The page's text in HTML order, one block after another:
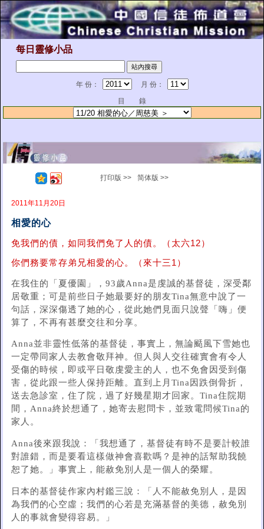
每日靈修小品
年 份：
月 份：
目 錄
打印版 >> 简体版 >>
2011年11月20日
相愛的心
免我們的債，如同我們免了人的債。（太六12）
你們務要常存弟兄相愛的心。（來十三1）
在我住的「夏優園」，93歲Anna是虔誠的基督徒，深受鄰
居敬重；可是前些日子她最要好的朋友Tina無意中說了一
句話，深深傷透了她的心，從此她們見面只說聲「嗨」便
算了，不再有甚麼交往和分享。
Anna並非靈性低落的基督徒，事實上，無論颳風下雪她也
一定帶同家人去教會敬拜神。但人與人交往確實會有令人
受傷的時候，即或平日敬虔愛主的人，也不免會因受到傷
害，從此跟一些人保持距離。直到上月Tina因跌倒骨折，
送去急診室，住了院，過了好幾星期才回家。Tina住院期
間，Anna終於想通了，她寄去慰問卡，並致電問候Tina的
家人。
Anna後來跟我說：「我想通了，基督徒有時不是要計較誰
對誰錯，而是要看這樣做神會喜歡嗎？是神的話幫助我饒
恕了她。」事實上，能赦免別人是一個人的榮耀。
日本的基督徒作家內村鑑三說：「人不能赦免別人，是因
為我們的心空虛；我們的心若是充滿基督的美德，赦免別
人的事就會變得容易。」